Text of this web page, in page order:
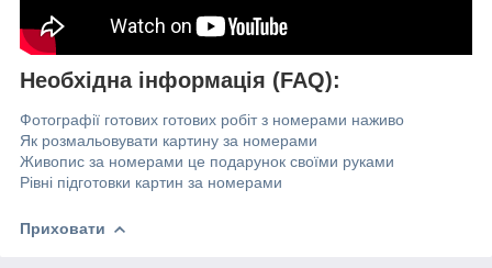
Необхідна інформація (FAQ):
Фотографії готових готових робіт з номерами наживо
Як розмальовувати картину за номерами
Живопис за номерами це подарунок своїми руками
Рівні підготовки картин за номерами
Приховати